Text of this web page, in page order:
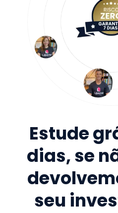
Estude
dias, se
seu